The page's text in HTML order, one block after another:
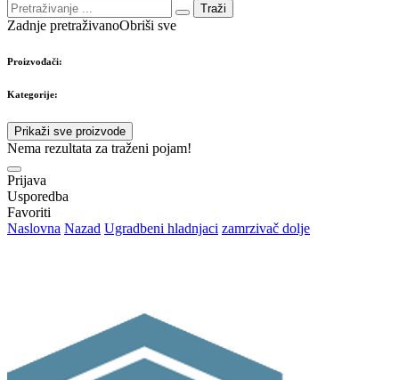
Traži
Zadnje pretraživanoObriši sve
Proizvođači:
Kategorije:
Prikaži sve proizvode
Nema rezultata za traženi pojam!
Prijava
Usporedba
Favoriti
Naslovna Nazad Ugradbeni hladnjaci zamrzivač dolje